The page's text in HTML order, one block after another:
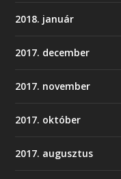
2018. január
2017. december
2017. november
2017. október
2017. augusztus